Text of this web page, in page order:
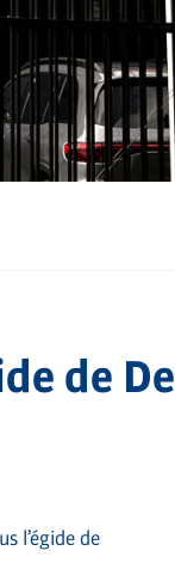
de De
l’égide de